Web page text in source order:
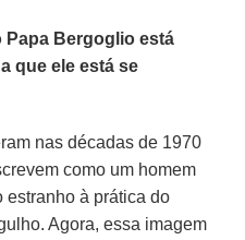
Papa Bergoglio está
que ele está se
nas décadas de 1970
como um homem
estranho à prática do
Agora, essa imagem